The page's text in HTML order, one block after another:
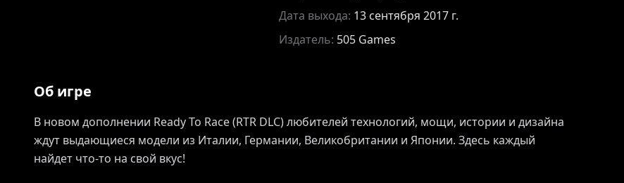
Дата выхода: 13 сентября 2017 г.
Издатель: 505 Games
Об игре
В новом дополнении Ready To Race (RTR DLC) любителей технологий, мощи, истории и дизайна
ждут выдающиеся модели из Италии, Германии, Великобритании и Японии. Здесь каждый
найдет что-то на свой вкус!